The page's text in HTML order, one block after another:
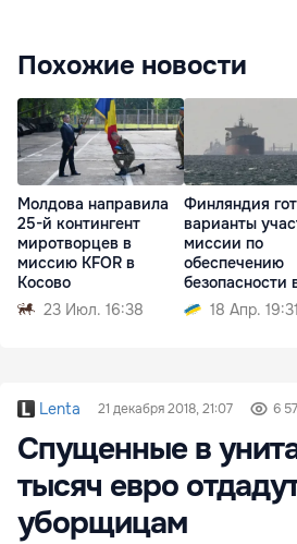
Похожие новости
Молдова направила
25-й контингент
миротворцев в
миссию KFOR в
Косово
23 Июл. 16:38
Финляндия
варианты
миссии по
обеспечению
безопасности
Ормузе
18 Апр. 19:31
Lenta 21 декабря 2018, 21:07 6
Спущенные в
тысяч евро
уборщицам